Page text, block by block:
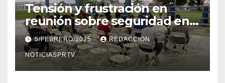
Tensión y frustración en
reunión sobre seguridad en
Reparto Metropolitano
5/FEBRERO/2025 REDACCION
NOTICIASPRTV